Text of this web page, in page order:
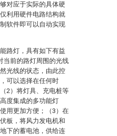
对应于实际的具体硬
利用硬件电路结构就
软件即可以自动实现
路灯，具有如下有益
当前的路灯周围的光线
光线的状态，由此控
可以选择在任何时
2）将灯具、充电桩等
度集成的多功能灯
用更加方便；（3）在
板，将风力发电机和
下的蓄电池，供给连